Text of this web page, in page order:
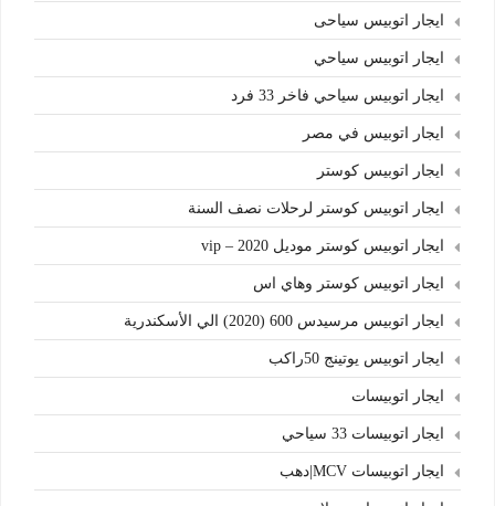
ايجار اتوبيس سياحى
ايجار اتوبيس سياحي
ايجار اتوبيس سياحي فاخر 33 فرد
ايجار اتوبيس في مصر
ايجار اتوبيس كوستر
ايجار اتوبيس كوستر لرحلات نصف السنة
ايجار اتوبيس كوستر موديل 2020 – vip
ايجار اتوبيس كوستر وهاي اس
ايجار اتوبيس مرسيدس 600 (2020) الي الأسكندرية
ايجار اتوبيس يوتينج 50راكب
ايجار اتوبيسات
ايجار اتوبيسات 33 سياحي
ايجار اتوبيسات MCV|دهب